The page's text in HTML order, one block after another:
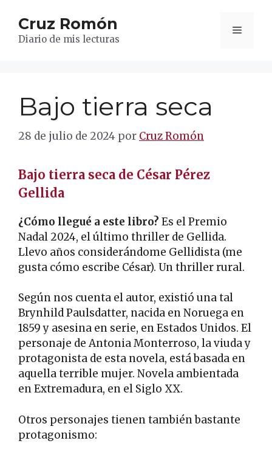
contenido
Cruz Romón
Diario de mis lecturas
Menú
Bajo tierra seca
28 de julio de 2024 por Cruz Romón
Bajo tierra seca de César Pérez
Gellida
¿Cómo llegué a este libro? Es el Premio
Nadal 2024, el último thriller de Gellida.
Llevo años considerándome Gellidista (me
gusta cómo escribe César). Un thriller rural.
Según nos cuenta el autor, existió una tal
Brynhild Paulsdatter, nacida en Noruega en
1859 y asesina en serie, en Estados Unidos. El
personaje de Antonia Monterroso, la viuda y
protagonista de esta novela, está basada en
aquella terrible mujer. Novela ambientada
en Extremadura, en el Siglo XX.
Otros personajes tienen también bastante
protagonismo: